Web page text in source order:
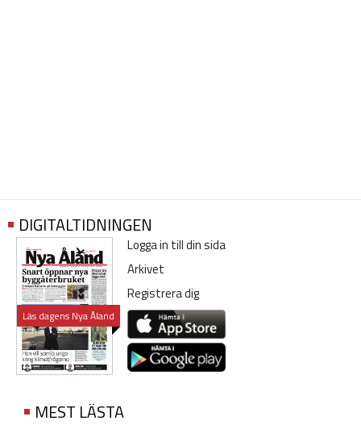
DIGITALTIDNINGEN
Läs dagens Nya Åland
Logga in till din sida
Arkivet
Registrera dig
MEST LÄSTA